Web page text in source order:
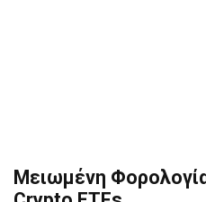
Μειωμένη